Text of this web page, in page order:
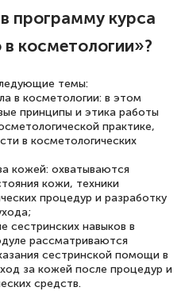
Много
помогли
рекомендации,
пройти
Спасибо!
программу курса
косметологии»?
темы:
в косметологии: в этом
принципы и этика работы
практике,
в косметологических
кожей: охватываются
кожи, техники
процедур и разработку
сестринских навыков в
рассматриваются
сестринской помощи в
за кожей после процедур и
средств.